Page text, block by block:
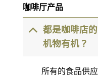
咖啡厅产品
都是咖啡店
机物有机？
所有的食品供